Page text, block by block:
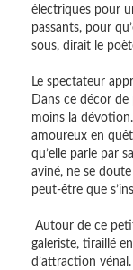
électriques pour
passants, pour
sous, dirait le
Le spectateur
Dans ce décor de
moins la dévotion.
amoureux en
qu’elle parle par
aviné, ne se
peut-être que
Autour de ce
galeriste, tiraillé
d’attraction